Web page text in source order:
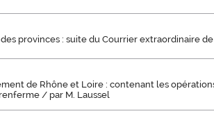
provinces : suite du Courrier extraordinaire
de Rhône et Loire : contenant les
/ par M. Laussel